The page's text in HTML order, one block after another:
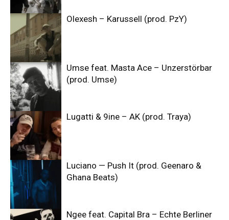
Olexesh – Karussell (prod. PzY)
Umse feat. Masta Ace – Unzerstörbar
(prod. Umse)
Lugatti & 9ine – AK (prod. Traya)
Luciano — Push It (prod. Geenaro &
Ghana Beats)
Ngee feat. Capital Bra – Echte Berliner